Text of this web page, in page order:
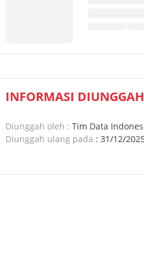
INFORMASI DIUNGGAH
Diunggah oleh : Tim Data
Diunggah ulang pada : 31/12/